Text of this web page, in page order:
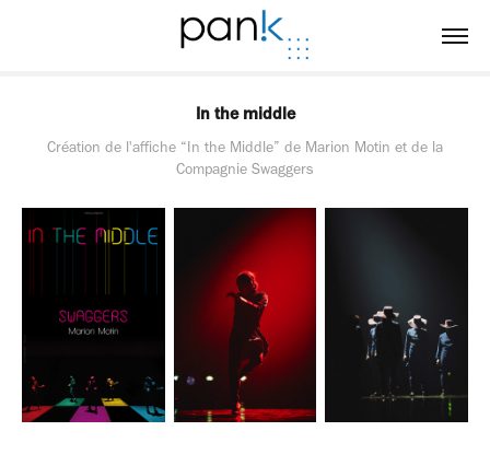
In the middle
Création de l'affiche “In the Middle” de Marion Motin et de la
Compagnie Swaggers